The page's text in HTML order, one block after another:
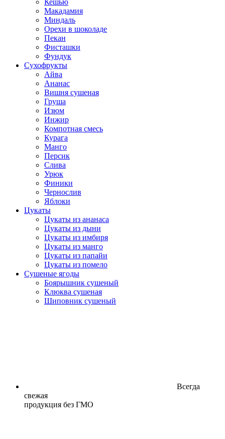
Кешью
Макадамия
Миндаль
Орехи в шоколаде
Пекан
Фисташки
Фундук
Сухофрукты
Айва
Ананас
Вишня сушеная
Груша
Изюм
Инжир
Компотная смесь
Курага
Манго
Персик
Слива
Урюк
Финики
Чернослив
Яблоки
Цукаты
Цукаты из ананаса
Цукаты из дыни
Цукаты из имбиря
Цукаты из манго
Цукаты из папайи
Цукаты из помело
Сушеные ягоды
Боярышник сушеный
Клюква сушеная
Шиповник сушеный
Всегда
свежая
продукция без ГМО